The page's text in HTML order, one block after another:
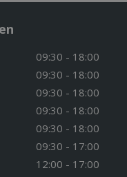
09:30 - 18:00
09:30 - 18:00
09:30 - 18:00
09:30 - 18:00
09:30 - 18:00
09:30 - 17:00
12:00 - 17:00